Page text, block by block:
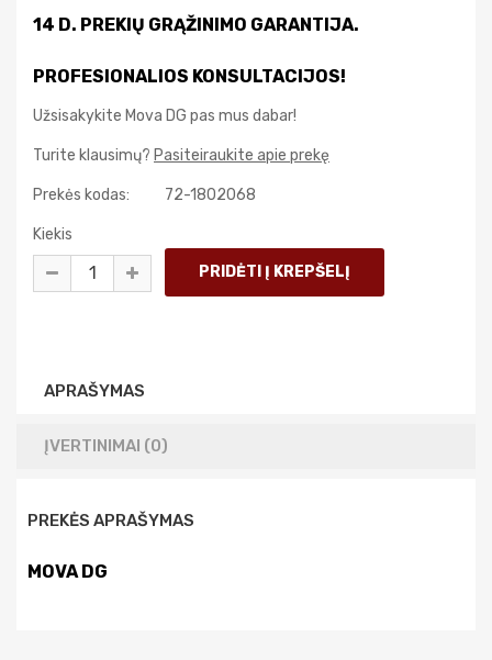
14 D. PREKIŲ GRĄŽINIMO GARANTIJA.
PROFESIONALIOS KONSULTACIJOS!
Užsisakykite Mova DG pas mus dabar!
Turite klausimų? Pasiteiraukite apie prekę
Prekės kodas: 72-1802068
Kiekis
APRAŠYMAS
ĮVERTINIMAI (0)
PREKĖS APRAŠYMAS
MOVA DG